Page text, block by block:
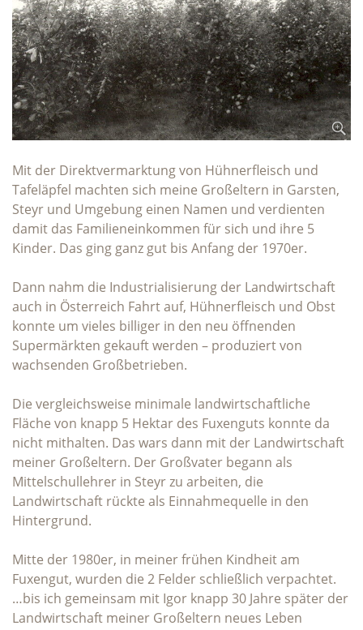
Mit der Direktvermarktung von Hühnerfleisch und
Tafeläpfel machten sich meine Großeltern in Garsten,
Steyr und Umgebung einen Namen und verdienten
damit das Familieneinkommen für sich und ihre 5
Kinder. Das ging ganz gut bis Anfang der 1970er.
Dann nahm die Industrialisierung der Landwirtschaft
auch in Österreich Fahrt auf, Hühnerfleisch und Obst
konnte um vieles billiger in den neu öffnenden
Supermärkten gekauft werden – produziert von
wachsenden Großbetrieben.
Die vergleichsweise minimale landwirtschaftliche
Fläche von knapp 5 Hektar des Fuxenguts konnte da
nicht mithalten. Das wars dann mit der Landwirtschaft
meiner Großeltern. Der Großvater begann als
Mittelschullehrer in Steyr zu arbeiten, die
Landwirtschaft rückte als Einnahmequelle in den
Hintergrund.
Mitte der 1980er, in meiner frühen Kindheit am
Fuxengut, wurden die 2 Felder schließlich verpachtet.
…bis ich gemeinsam mit Igor knapp 30 Jahre später der
Landwirtschaft meiner Großeltern neues Leben